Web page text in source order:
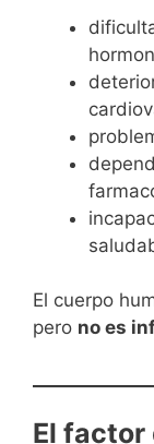
El cuerpo
pero no es
El factor